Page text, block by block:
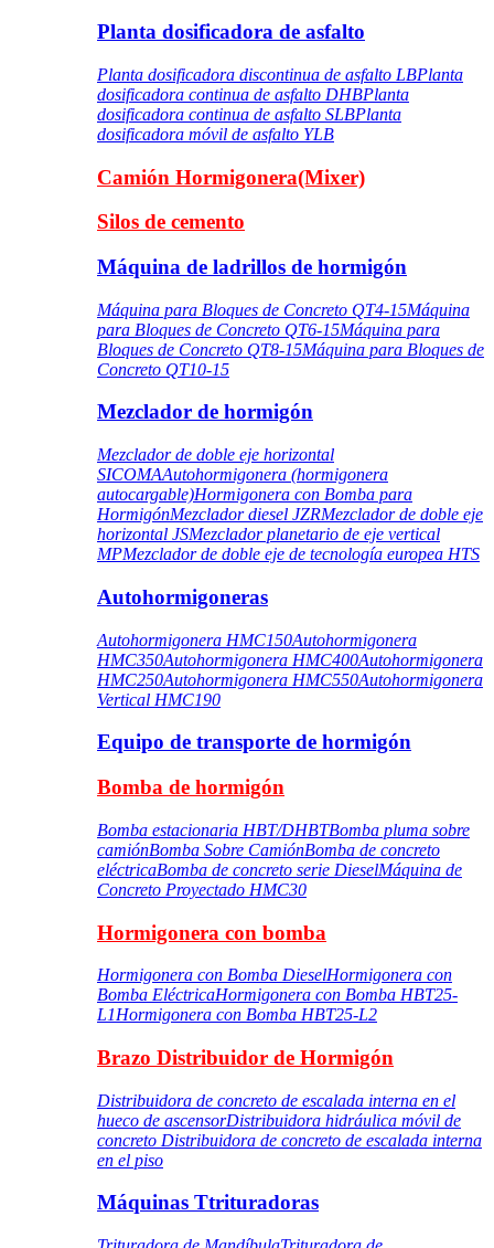
Planta dosificadora de asfalto
Planta dosificadora discontinua de asfalto LBPlanta
dosificadora continua de asfalto DHBPlanta
dosificadora continua de asfalto SLBPlanta
dosificadora móvil de asfalto YLB
Camión Hormigonera(Mixer)
Silos de cemento
Máquina de ladrillos de hormigón
Máquina para Bloques de Concreto QT4-15Máquina
para Bloques de Concreto QT6-15Máquina para
Bloques de Concreto QT8-15Máquina para Bloques de
Concreto QT10-15
Mezclador de hormigón
Mezclador de doble eje horizontal
SICOMAAutohormigonera (hormigonera
autocargable)Hormigonera con Bomba para
HormigónMezclador diesel JZRMezclador de doble eje
horizontal JSMezclador planetario de eje vertical
MPMezclador de doble eje de tecnología europea HTS
Autohormigoneras
Autohormigonera HMC150Autohormigonera
HMC350Autohormigonera HMC400Autohormigonera
HMC250Autohormigonera HMC550Autohormigonera
Vertical HMC190
Equipo de transporte de hormigón
Bomba de hormigón
Bomba estacionaria HBT/DHBTBomba pluma sobre
camiónBomba Sobre CamiónBomba de concreto
eléctricaBomba de concreto serie DieselMáquina de
Concreto Proyectado HMC30
Hormigonera con bomba
Hormigonera con Bomba DieselHormigonera con
Bomba EléctricaHormigonera con Bomba HBT25-
L1Hormigonera con Bomba HBT25-L2
Brazo Distribuidor de Hormigón
Distribuidora de concreto de escalada interna en el
hueco de ascensorDistribuidora hidráulica móvil de
concreto Distribuidora de concreto de escalada interna
en el piso
Máquinas Ttrituradoras